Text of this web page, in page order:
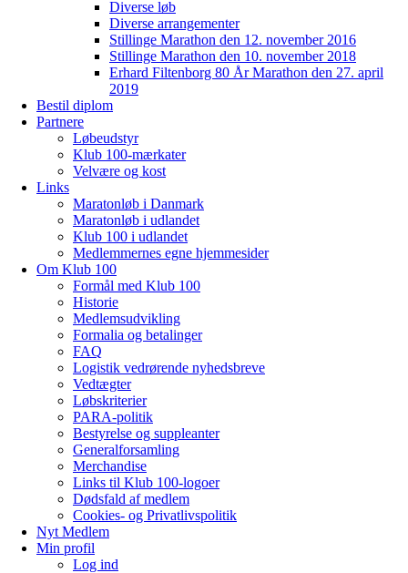
Diverse løb
Diverse arrangementer
Stillinge Marathon den 12. november 2016
Stillinge Marathon den 10. november 2018
Erhard Filtenborg 80 År Marathon den 27. april
2019
Bestil diplom
Partnere
Løbeudstyr
Klub 100-mærkater
Velvære og kost
Links
Maratonløb i Danmark
Maratonløb i udlandet
Klub 100 i udlandet
Medlemmernes egne hjemmesider
Om Klub 100
Formål med Klub 100
Historie
Medlemsudvikling
Formalia og betalinger
FAQ
Logistik vedrørende nyhedsbreve
Vedtægter
Løbskriterier
PARA-politik
Bestyrelse og suppleanter
Generalforsamling
Merchandise
Links til Klub 100-logoer
Dødsfald af medlem
Cookies- og Privatlivspolitik
Nyt Medlem
Min profil
Log ind